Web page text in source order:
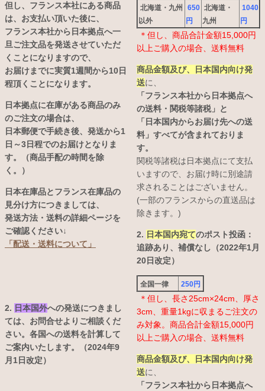
但し、フランス本社にある商品
は、お支払い頂いた後に、
フランス本社から日本拠点へ一
旦ご注文品を発送させていただ
くことになりますので、
お届けまでに実質1週間から10日
程頂くことになります。
日本拠点に在庫がある商品のみ
のご注文の場合は、
日本郵便で手続き後、発送から1
日～3日程でのお届けとなりま
す。（商品手配の時間を除
く。）
日本在庫品とフランス在庫品の
見分け方につきましては、
発送方法・送料の詳細ページを
ご確認ください↓
「配送・送料について」
2. 日本国外への発送につきまし
ては、お問合せよりご相談くだ
さい。各国への送料を計算して
ご案内いたします。（2024年9
月1日改定）
北海道・九州
以外
650
円
北海道・
九州
1040
円
＊但し、商品合計金額15,000円
以上ご購入の場合、送料無料
商品金額及び、日本国内向け発
送に、
「フランス本社から日本拠点へ
の送料・関税等諸税」と
「日本国内からお届け先への送
料」すべてが含まれておりま
す。
関税等諸税は日本拠点にて支払
いますので、お届け時に別途請
求されることはございません。
(一部のフランスからの直送品は
除きます。)
2. 日本国内宛てのポスト投函：
追跡あり、補償なし（2022年1月
20日改定）
全国一律 250円
＊但し、長さ25cm×24cm、厚さ
3cm、重量1kgに収まるご注文の
み対象。商品合計金額15,000円
以上ご購入の場合、送料無料
商品金額及び、日本国内向け発
送に、
「フランス本社から日本拠点へ